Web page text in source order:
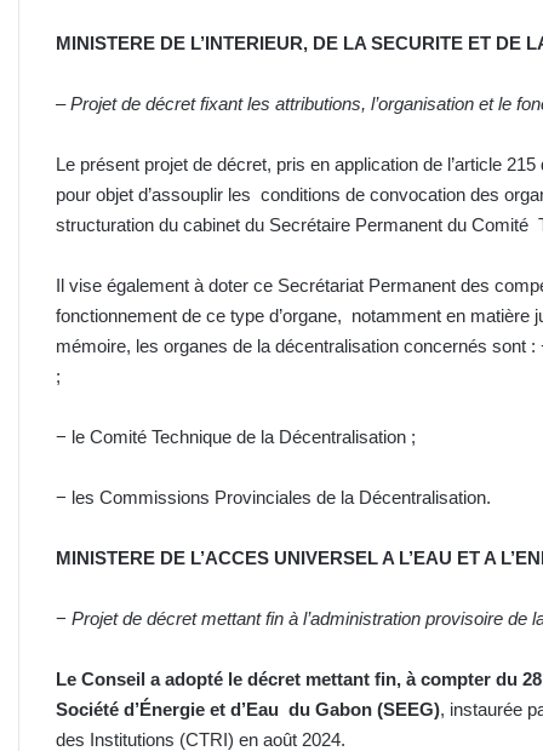
MINISTERE DE L’INTERIEUR, DE LA SECURITE ET DE
–Projet de décret fixant les attributions, l’organisation et le
Le présent projet de décret, pris en application de l’article
pour objet d’assouplir les conditions de convocation des
structuration du cabinet du Secrétaire Permanent du Comité
Il vise également à doter ce Secrétariat Permanent des
fonctionnement de ce type d’organe, notamment en matière
mémoire, les organes de la décentralisation concernés sont
;
− le Comité Technique de la Décentralisation ;
− les Commissions Provinciales de la Décentralisation.
MINISTERE DE L’ACCES UNIVERSEL A L’EAU ET A
− Projet de décret mettant fin à l’administration provisoire
Le Conseil a adopté le décret mettant fin, à compter du
Société d’Énergie et d’Eau du Gabon (SEEG), instaurée
des Institutions (CTRI) en août 2024.